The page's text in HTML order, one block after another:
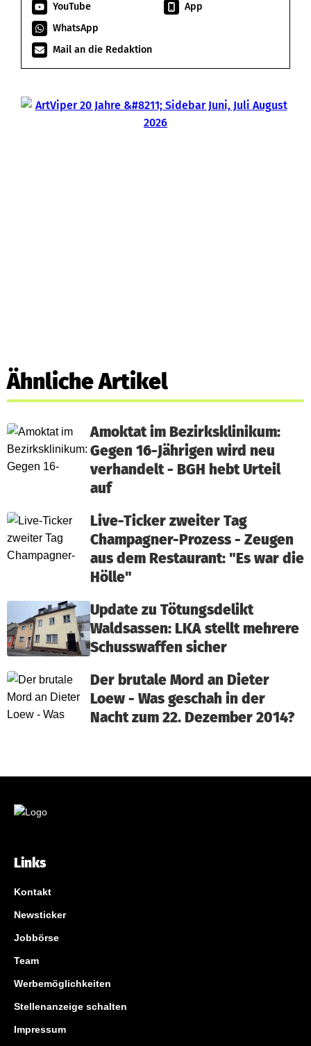
YouTube
App
WhatsApp
Mail an die Redaktion
Ähnliche Artikel
Amoktat im Bezirksklinikum:
Gegen 16-Jährigen wird neu
verhandelt - BGH hebt Urteil
auf
Live-Ticker zweiter Tag
Champagner-Prozess - Zeugen
aus dem Restaurant: "Es war die
Hölle"
Update zu Tötungsdelikt
Waldsassen: LKA stellt mehrere
Schusswaffen sicher
Der brutale Mord an Dieter
Loew - Was geschah in der
Nacht zum 22. Dezember 2014?
Links
Kontakt
Newsticker
Jobbörse
Team
Werbemöglichkeiten
Stellenanzeige schalten
Impressum